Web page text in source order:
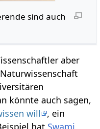
sind auch
aber
könnte auch sagen,
will
, ein